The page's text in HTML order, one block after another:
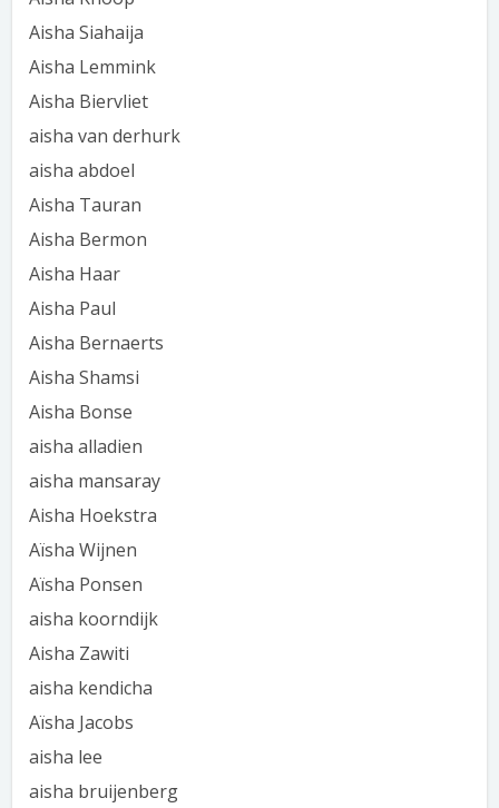
Aisha Siahaija
Aisha Lemmink
Aisha Biervliet
aisha van derhurk
aisha abdoel
Aisha Tauran
Aisha Bermon
Aisha Haar
Aisha Paul
Aisha Bernaerts
Aisha Shamsi
Aisha Bonse
aisha alladien
aisha mansaray
Aisha Hoekstra
Aïsha Wijnen
Aïsha Ponsen
aisha koorndijk
Aisha Zawiti
aisha kendicha
Aïsha Jacobs
aisha lee
aisha bruijenberg